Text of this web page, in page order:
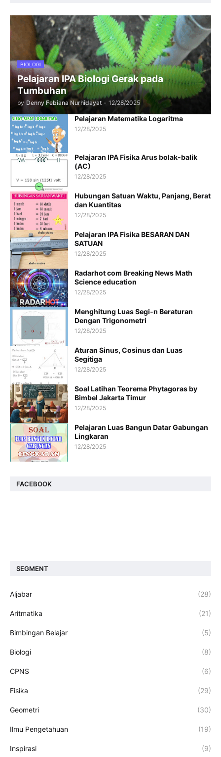
BIOLOGI
Pelajaran IPA Biologi Gerak pada
Tumbuhan
by Denny Febiana Nurhidayat - 12/28/2025
Pelajaran Matematika Logaritma
12/28/2025
Pelajaran IPA Fisika Arus bolak-balik
(AC)
12/28/2025
Hubungan Satuan Waktu, Panjang, Berat
dan Kuantitas
12/28/2025
Pelajaran IPA Fisika BESARAN DAN
SATUAN
12/28/2025
Radarhot com Breaking News Math
Science education
12/28/2025
Menghitung Luas Segi-n Beraturan
Dengan Trigonometri
12/28/2025
Aturan Sinus, Cosinus dan Luas
Segitiga
12/28/2025
Soal Latihan Teorema Phytagoras by
Bimbel Jakarta Timur
12/28/2025
Pelajaran Luas Bangun Datar Gabungan
Lingkaran
12/28/2025
FACEBOOK
SEGMENT
Aljabar (28)
Aritmatika (21)
Bimbingan Belajar (5)
Biologi (8)
CPNS (6)
Fisika (29)
Geometri (30)
Ilmu Pengetahuan (19)
Inspirasi (9)